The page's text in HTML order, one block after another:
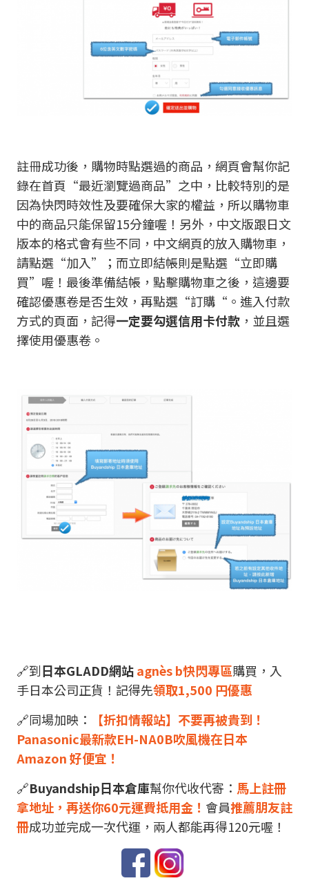
註冊成功後，購物時點選過的商品，網頁會幫你記
錄在首頁“最近瀏覽過商品”之中，比較特別的是
因為快閃時效性及要確保大家的權益，所以購物車
中的商品只能保留15分鐘喔！另外，中文版跟日文
版本的格式會有些不同，中文網頁的放入購物車，
請點選“加入”；而立即結帳則是點選“立即購
買”喔！最後準備結帳，點擊購物車之後，這邊要
確認優惠卷是否生效，再點選“訂購“。進入付款
方式的頁面，記得一定要勾選信用卡付款 ，並且選
擇使用優惠卷。
🔗到日本GLADD網站agnès b快閃專區購買，入
手日本公司正貨！記得先領取1,500 円優惠
🔗同場加映：
【折扣情報站】不要再被貴到！
Panasonic最新款EH-NA0B吹風機在日本
Amazon 好便宜！
🔗Buyandship日本倉庫幫你代收代寄： 馬上註冊
拿地址，再送你60元運費抵用金！ 會員推薦朋友註
冊成功並完成一次代運，兩人都能再得120元喔！